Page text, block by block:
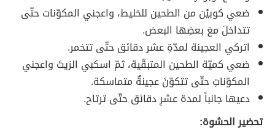
ضعي كوبيْن من الطحين للخليط، واعجني المكوّنات حتّى
تتداخلَ معَ بعضِها البعض.
اتركي العجينة لمدّةِ عشر دقائق حتّى تتخمر.
ضعي كميّة الطحين المتبقّية، ثمّ اسكبي الزيتَ واعجني
المكوّناتِ حتّى تتكوّنَ عجينةٌ متماسكة.
دعيها جانباً لمدة عشرِ دقائق حتّى ترتاح.
تحضير الحشوة: